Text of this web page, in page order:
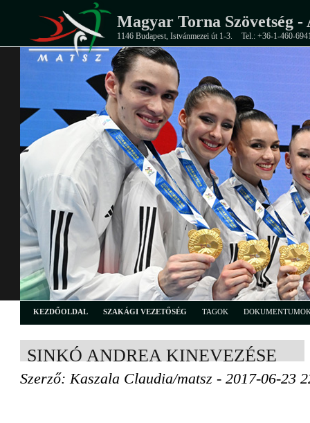
Magyar Torna Szövetség -
1146 Budapest, Istvánmezei út 1-3. Tel.: +36-1-460-
KEZDŐOLDAL SZAKÁGI VEZETŐSÉG TAGOK
SINKÓ ANDREA KINEVEZÉSE
Szerző: Kaszala Claudia/matsz - 2017-06-23